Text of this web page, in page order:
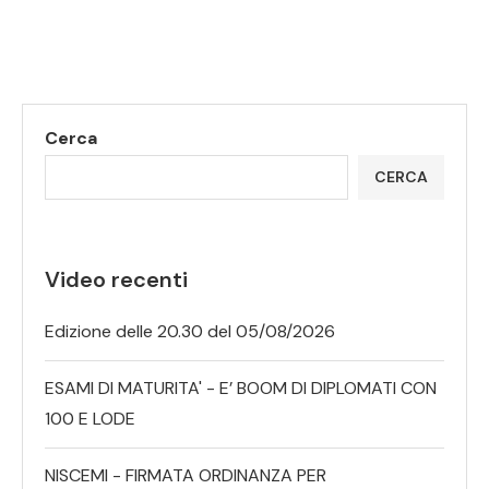
Cerca
CERCA
Video recenti
Edizione delle 20.30 del 05/08/2026
ESAMI DI MATURITA' - E’ BOOM DI DIPLOMATI CON
100 E LODE
NISCEMI - FIRMATA ORDINANZA PER